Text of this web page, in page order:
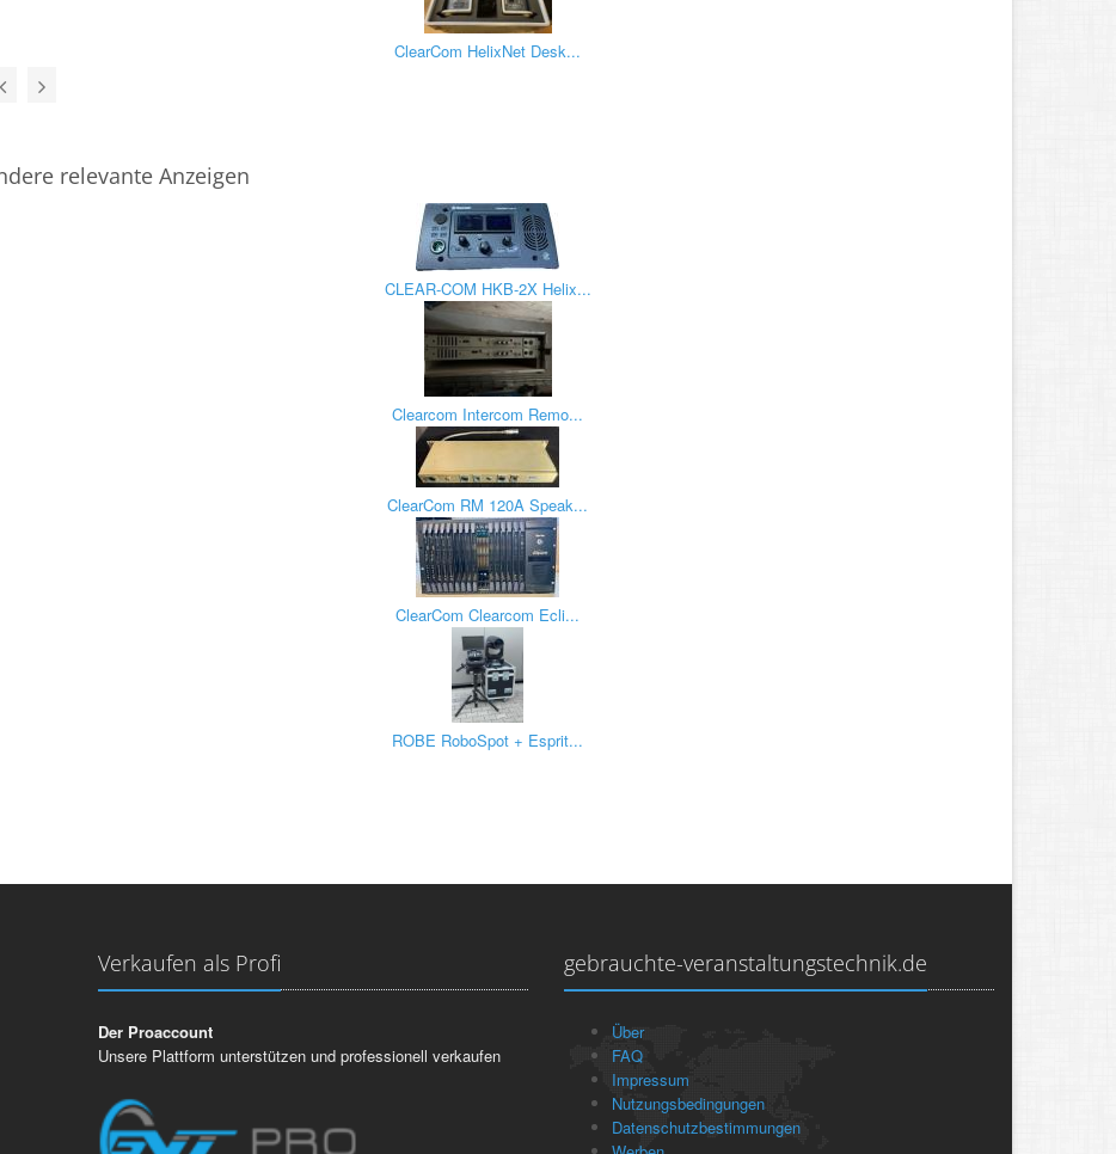
ClearCom HelixNet Desk...
relevante Anzeigen
CLEAR-COM HKB-2X Helix...
Clearcom Intercom Remo...
ClearCom RM 120A Speak...
ClearCom Clearcom Ecli...
ROBE RoboSpot + Esprit...
Verkaufen als Profi
Der Proaccount
Unsere Plattform unterstützen und professionell verkaufen
gebrauchte-veranstaltungstechnik.de
Über
FAQ
Impressum
Nutzungsbedingungen
Datenschutzbestimmungen